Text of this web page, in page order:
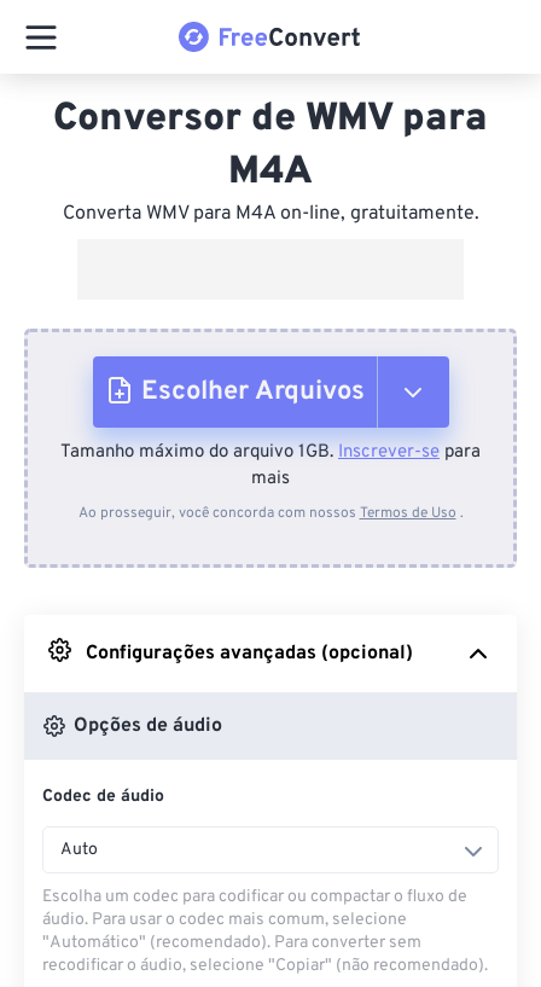
Conversor de WMV para
M4A
Converta WMV para M4A on-line, gratuitamente.
Escolher Arquivos
Do dispositivo
Do Google Drive
Do OneDrive
Tamanho máximo do arquivo 1GB. Inscrever-se para
mais
Ao prosseguir, você concorda com nossos Termos de Uso .
Configurações avançadas (opcional)
Opções de áudio
Codec de áudio
Auto
Escolha um codec para codificar ou compactar o fluxo de
áudio. Para usar o codec mais comum, selecione
"Automático" (recomendado). Para converter sem
recodificar o áudio, selecione "Copiar" (não recomendado).